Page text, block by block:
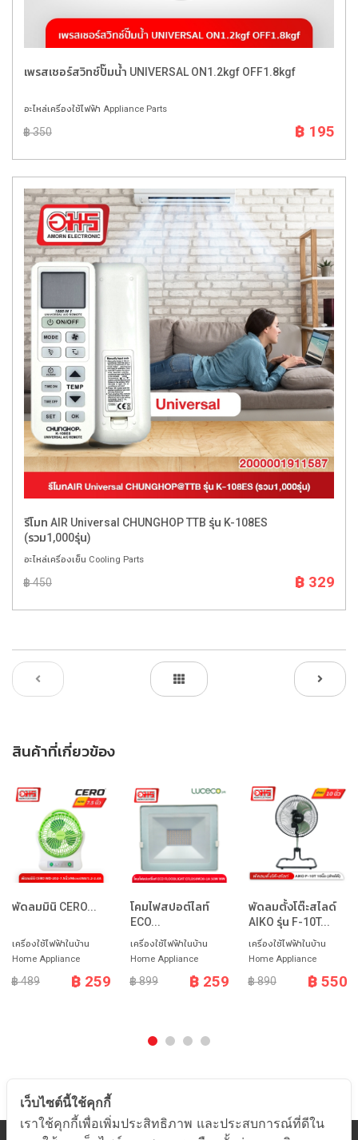
เพรสเชอร์สวิทช์ปั๊มน้ำ UNIVERSAL ON1.2kgf OFF1.8kgf
อะไหล่เครื่องใช้ไฟฟ้า Appliance Parts
฿ 350 ฿ 195
รีโมท AIR Universal CHUNGHOP TTB รุ่น K-108ES
(รวม1,000รุ่น)
อะไหล่เครื่องเย็น Cooling Parts
฿ 450 ฿ 329
สินค้าที่เกี่ยวข้อง
พัดลมมินิ CERO...
เครื่องใช้ไฟฟ้าในบ้าน
Home Appliance
฿ 489 ฿ 259
โคมไฟสปอต์ไลท์
ECO...
เครื่องใช้ไฟฟ้าในบ้าน
Home Appliance
฿ 899 ฿ 259
พัดลมตั้งโต๊ะสไลด์
AIKO รุ่น F-10T...
เครื่องใช้ไฟฟ้าในบ้าน
Home Appliance
฿ 890 ฿ 550
เว็บไซต์นี้ใช้คุกกี้
เราใช้คุกกี้เพื่อเพิ่มประสิทธิภาพ และประสบการณ์ที่ดีใน